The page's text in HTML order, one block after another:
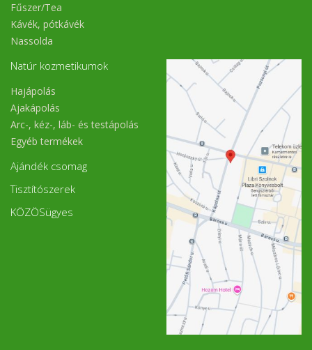
Fűszer/Tea
Kávék, pótkávék
Nassolda
Natúr kozmetikumok
Hajápolás
Ajakápolás
Arc-, kéz-, láb- és testápolás
Egyéb termékek
Ajándék csomag
Tisztítószerek
KÖZÖSügyes